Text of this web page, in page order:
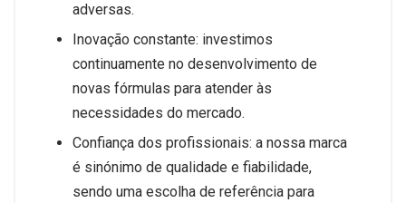
adversas.
Inovação constante: investimos
continuamente no desenvolvimento de
novas fórmulas para atender às
necessidades do mercado.
Confiança dos profissionais: a nossa marca
é sinónimo de qualidade e fiabilidade,
sendo uma escolha de referência para